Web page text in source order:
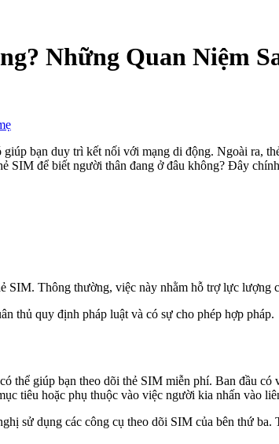
Những Quan Niệm
bạn duy trì kết nối với mạng di động. Ngoài ra,
để biết người thân đang ở đâu không? Đây
SIM. Thông thường, việc này nhằm hỗ trợ lực
thủ quy định pháp luật và có sự cho phép hợp pháp.
giúp bạn theo dõi thẻ SIM miễn phí. Ban đầu
tiêu hoặc phụ thuộc vào việc người kia nhấn vào
sử dụng các công cụ theo dõi SIM của bên thứ